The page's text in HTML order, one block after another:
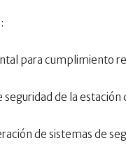
para cumplimiento
de la estación
de sistemas de